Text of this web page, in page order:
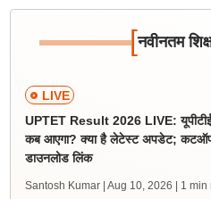
[नवीनतम
LIVE
UPTET Result 2026 LIVE:
कब आएगा? क्या है लेटेस्ट अपडेट;
डाउनलोड लिंक
Santosh Kumar | Aug 10, 2026 | 1